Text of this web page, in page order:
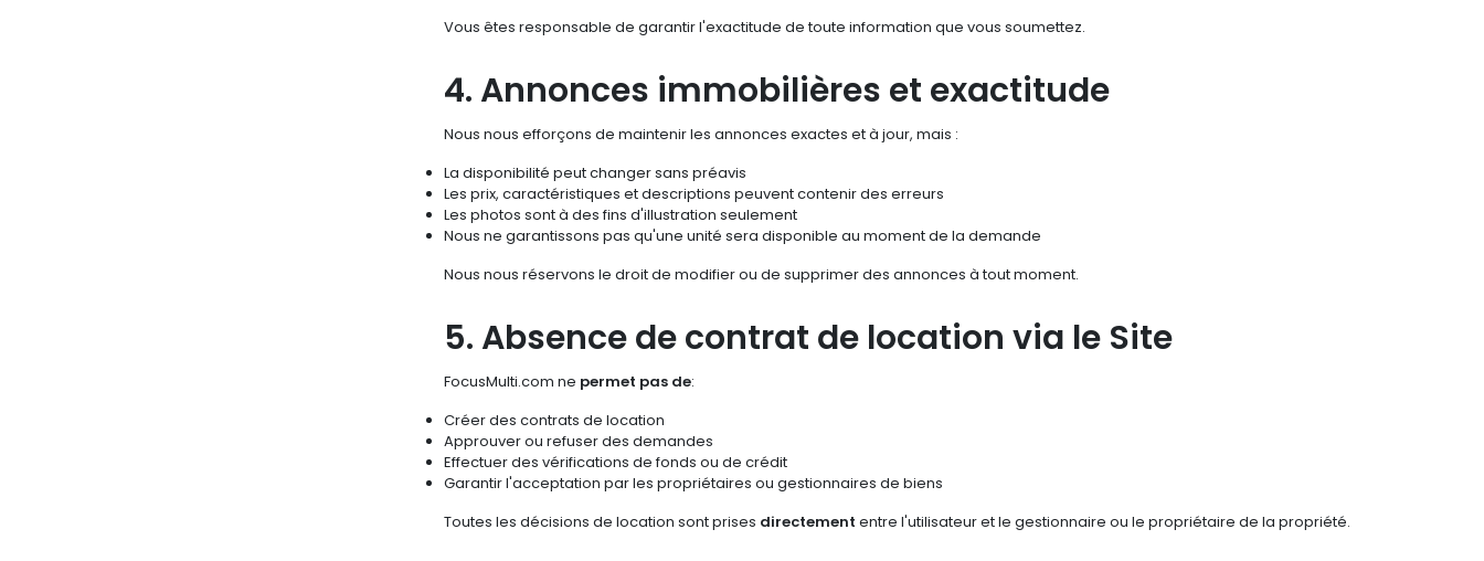
Vous êtes responsable de garantir l'exactitude de toute information que vous soumettez.
4. Annonces immobilières et exactitude
Nous nous efforçons de maintenir les annonces exactes et à jour, mais :
La disponibilité peut changer sans préavis
Les prix, caractéristiques et descriptions peuvent contenir des erreurs
Les photos sont à des fins d'illustration seulement
Nous ne garantissons pas qu'une unité sera disponible au moment de la demande
Nous nous réservons le droit de modifier ou de supprimer des annonces à tout moment.
5. Absence de contrat de location via le Site
FocusMulti.com ne permet pas de:
Créer des contrats de location
Approuver ou refuser des demandes
Effectuer des vérifications de fonds ou de crédit
Garantir l'acceptation par les propriétaires ou gestionnaires de biens
Toutes les décisions de location sont prises directement entre l'utilisateur et le gestionnaire ou le propriétaire de la propriété.